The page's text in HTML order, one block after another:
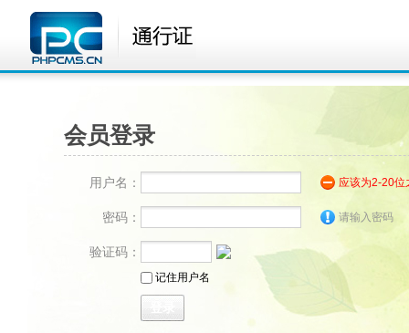
会员登录
用户名： 应该为2-20位
密码： 请输入密码
验证码：
记住用户名